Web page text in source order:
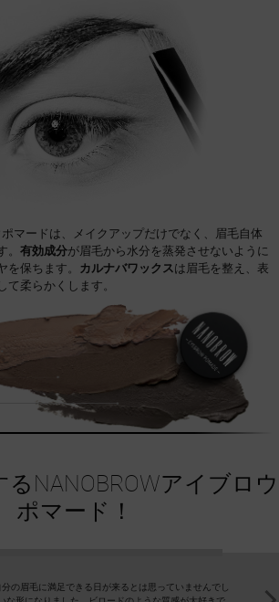
マードは、メイクアップだけでなく、眉毛自体
有効成分が眉毛から水分を蒸発させないように
を保ちます。
カルナバワックス は眉毛を整え、表
柔らかくします。
NANOBROWアイブロウ
ポマード！
の眉毛に満足できる日が来るとは思っていませんでし